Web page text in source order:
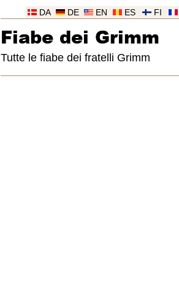
FI
ES
EN
DE
DA
Fiabe dei Grimm
Tutte le fiabe dei fratelli Grimm